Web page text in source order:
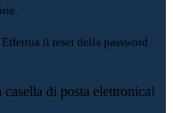
il reset della password
di posta elettronica!